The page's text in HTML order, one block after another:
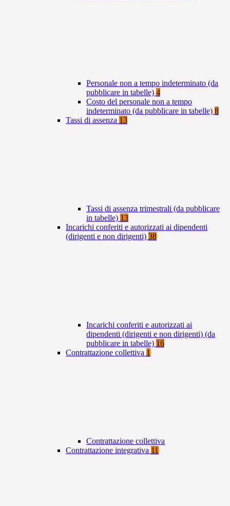
Personale non a tempo indeterminato (da
pubblicare in tabelle) 4
Costo del personale non a tempo
indeterminato (da pubblicare in tabelle) 8
Tassi di assenza 13
Tassi di assenza trimestrali (da pubblicare
in tabelle) 13
Incarichi conferiti e autorizzati ai dipendenti
(dirigenti e non dirigenti) 38
Incarichi conferiti e autorizzati ai
dipendenti (dirigenti e non dirigenti) (da
pubblicare in tabelle) 16
Contrattazione collettiva 1
Contrattazione collettiva
Contrattazione integrativa 11